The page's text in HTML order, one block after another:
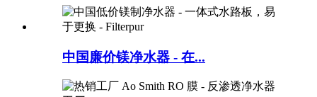
中国廉价镁净水器 - 在...